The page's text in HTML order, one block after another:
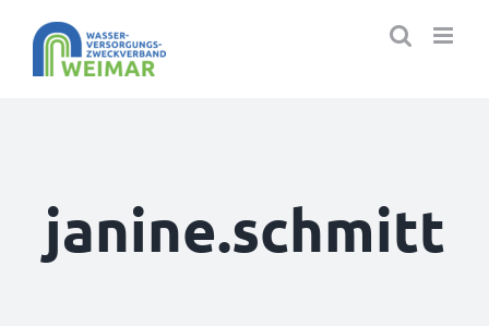
Inhalt
springen
janine.schmitt